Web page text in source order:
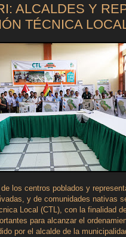
ALCALDES Y
TÉCNICA
los centros poblados y
y de comunidades nativas
Local (CTL), con la finalidad
para alcanzar el
por el alcalde de la